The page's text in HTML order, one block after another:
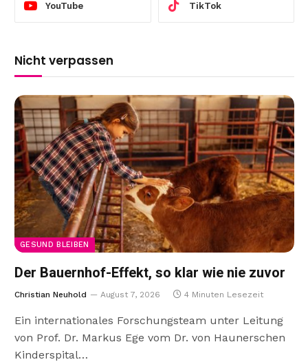
YouTube TikTok
Nicht verpassen
GESUND BLEIBEN
Der Bauernhof-Effekt, so klar wie nie zuvor
Christian Neuhold August 7, 2026 4 Minuten Lesezeit
Ein internationales Forschungsteam unter Leitung
von Prof. Dr. Markus Ege vom Dr. von Haunerschen
Kinderspital…